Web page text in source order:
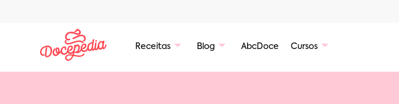
Receitas Blog AbcDoce Cursos